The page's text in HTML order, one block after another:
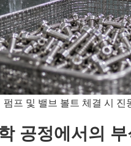
펌프 및 밸브 볼트 체결 시
공정에서의